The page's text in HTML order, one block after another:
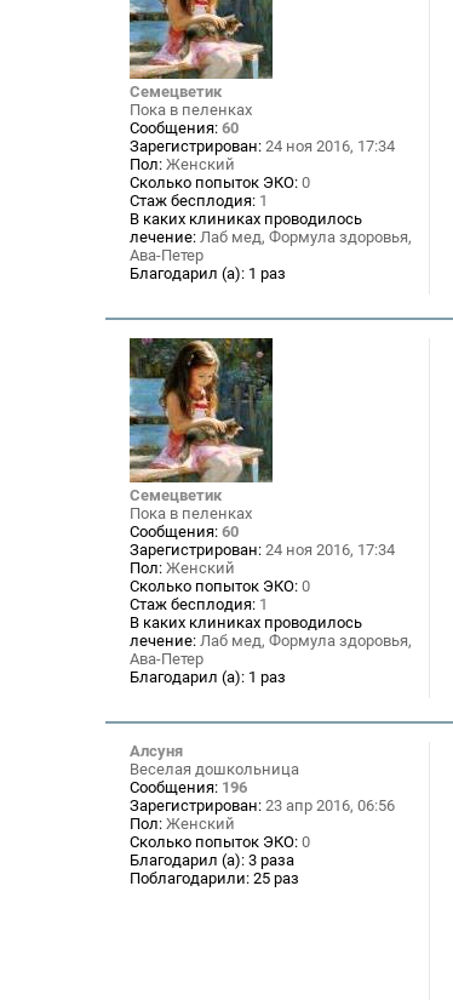
Семецветик
Пока в пеленках
Сообщения: 60
Зарегистрирован: 24 ноя 2016, 17:34
Пол: Женский
Сколько попыток ЭКО: 0
Стаж бесплодия: 1
В каких клиниках проводилось
лечение: Лаб мед, Формула здоровья,
Ава-Петер
Благодарил (а): 1 раз
Семецветик
Пока в пеленках
Сообщения: 60
Зарегистрирован: 24 ноя 2016, 17:34
Пол: Женский
Сколько попыток ЭКО: 0
Стаж бесплодия: 1
В каких клиниках проводилось
лечение: Лаб мед, Формула здоровья,
Ава-Петер
Благодарил (а): 1 раз
Алсуня
Веселая дошкольница
Сообщения: 196
Зарегистрирован: 23 апр 2016, 06:56
Пол: Женский
Сколько попыток ЭКО: 0
Благодарил (а): 3 раза
Поблагодарили: 25 раз